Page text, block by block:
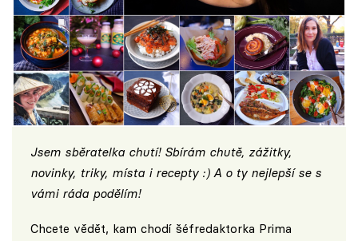
Jsem sběratelka chutí! Sbírám chutě, zážitky,
novinky, triky, místa i recepty :) A o ty nejlepší se s
vámi ráda podělím!
Chcete vědět, kam chodí šéfredaktorka Prima